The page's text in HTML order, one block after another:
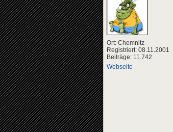
Ort: Chemnitz
Registriert: 08.11.2001
Beiträge: 11.742
Webseite